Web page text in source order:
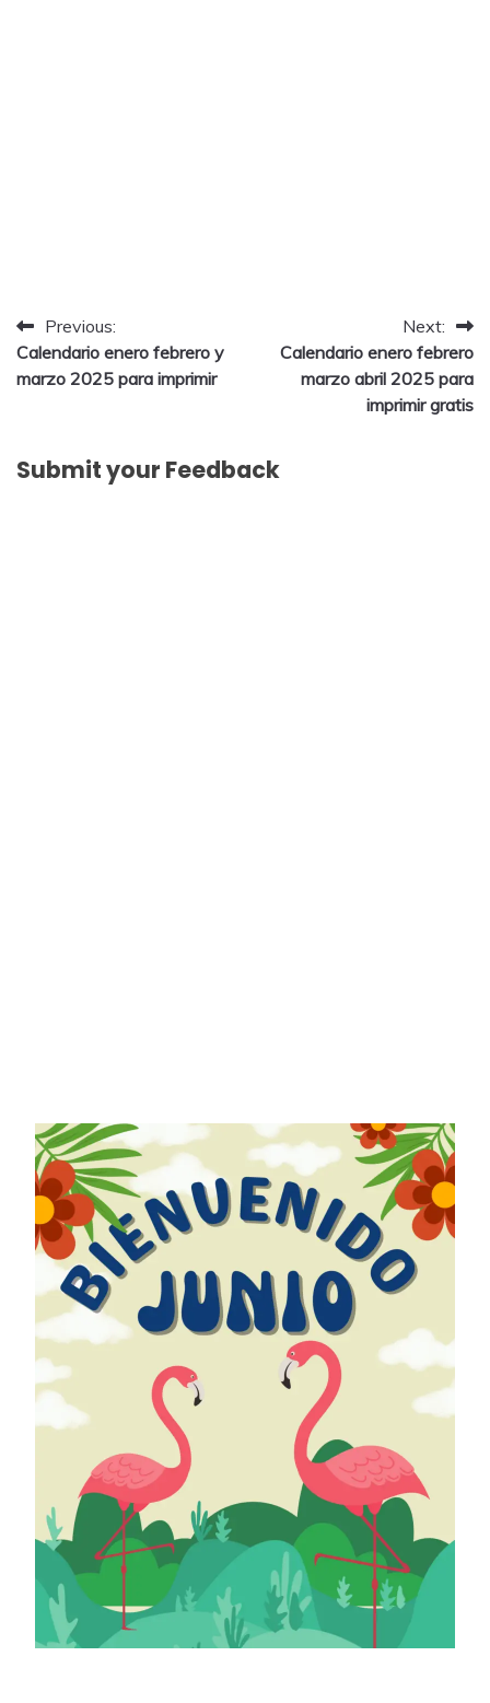
Post
navigation
Previous:
Calendario enero febrero y
marzo 2025 para imprimir
Next:
Calendario enero febrero
marzo abril 2025 para
imprimir gratis
Submit your Feedback